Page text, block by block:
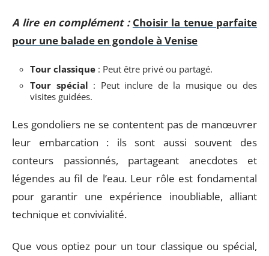
A lire en complément : Choisir la tenue parfaite
pour une balade en gondole à Venise
Tour classique : Peut être privé ou partagé.
Tour spécial : Peut inclure de la musique ou des
visites guidées.
Les gondoliers ne se contentent pas de manœuvrer
leur embarcation : ils sont aussi souvent des
conteurs passionnés, partageant anecdotes et
légendes au fil de l’eau. Leur rôle est fondamental
pour garantir une expérience inoubliable, alliant
technique et convivialité.
Que vous optiez pour un tour classique ou spécial,